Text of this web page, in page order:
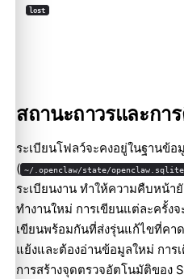
lost
สถานะถาวรและกา
ระเบียนโฟลว์จะคงอยู่ในฐานข้
( ~/.openclaw/state/openclaw.sqlite
ระเบียนงาน ทำให้ความคืบหน้า
ทำงานใหม่ การเขียนแต่ละครั้งจ
เขียนพร้อมกันที่ส่งรุ่นแก้ไขที่คา
แย้งและต้องอ่านข้อมูลใหม่ การ
การสร้างจุดตรวจอัตโนมัติของ